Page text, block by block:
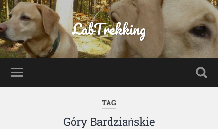
LabTrekking
TAG
Góry Bardziańskie